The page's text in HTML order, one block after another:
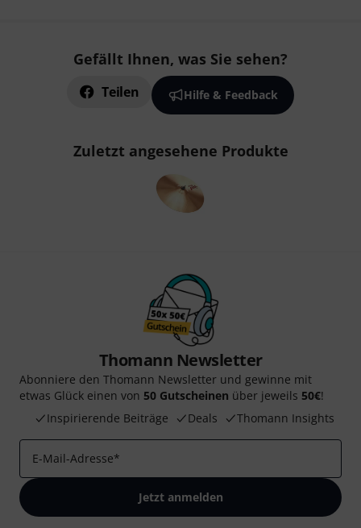
Gefällt Ihnen, was Sie sehen?
Teilen Hilfe & Feedback
Zuletzt angesehene Produkte
Thomann Newsletter
Abonniere den Thomann Newsletter und gewinne mit
etwas Glück einen von 50 Gutscheinen über jeweils 50€!
Inspirierende Beiträge
Deals Thomann Insights
E-Mail-Adresse*
Jetzt anmelden